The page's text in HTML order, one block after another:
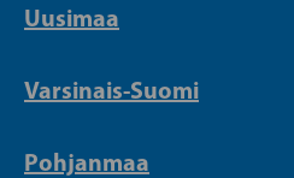
Uusimaa
Varsinais-Suomi
Pohjanmaa